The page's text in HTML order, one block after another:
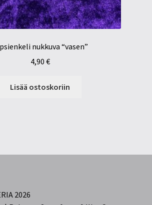
nukkuva “vasen”
4,90 €
Lisää ostoskoriin
2026